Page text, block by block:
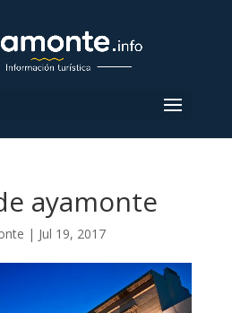
ayamonte
| Jul 19, 2017